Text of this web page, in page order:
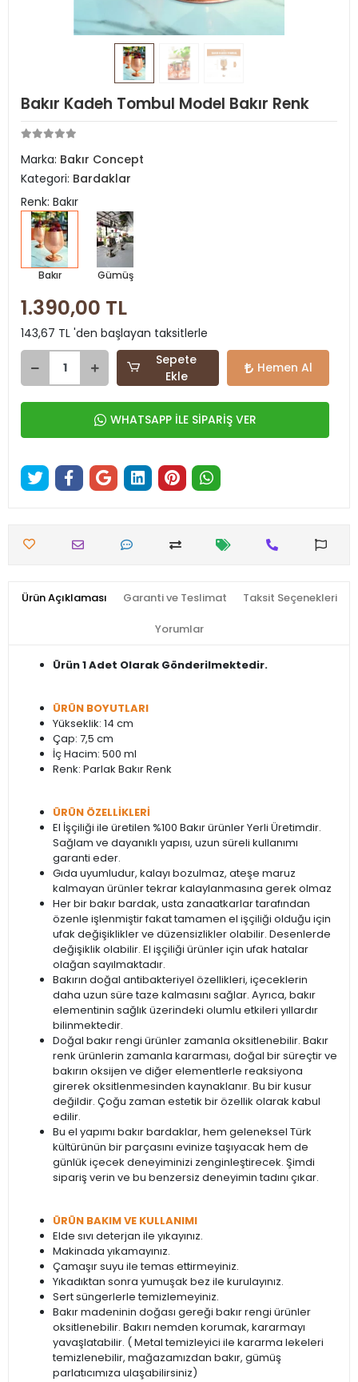
Bakır Kadeh Tombul Model Bakır Renk
Marka: Bakır Concept
Kategori: Bardaklar
Renk: Bakır
Bakır Gümüş
1.390,00 TL
143,67 TL 'den başlayan taksitlerle
Sepete
Ekle
Hemen Al
WHATSAPP İLE SİPARİŞ VER
Ürün Açıklaması Garanti ve Teslimat Taksit Seçenekleri
Yorumlar
Ürün 1 Adet Olarak Gönderilmektedir.
ÜRÜN BOYUTLARI
Yükseklik: 14 cm
Çap: 7,5 cm
İç Hacim: 500 ml
Renk: Parlak Bakır Renk
ÜRÜN ÖZELLİKLERİ
El İşçiliği ile üretilen %100 Bakır ürünler Yerli Üretimdir.
Sağlam ve dayanıklı yapısı, uzun süreli kullanımı
garanti eder.
Gıda uyumludur, kalayı bozulmaz, ateşe maruz
kalmayan ürünler tekrar kalaylanmasına gerek olmaz
Her bir bakır bardak, usta zanaatkarlar tarafından
özenle işlenmiştir fakat tamamen el işçiliği olduğu için
ufak değişiklikler ve düzensizlikler olabilir. Desenlerde
değişiklik olabilir. El işçiliği ürünler için ufak hatalar
olağan sayılmaktadır.
Bakırın doğal antibakteriyel özellikleri, içeceklerin
daha uzun süre taze kalmasını sağlar. Ayrıca, bakır
elementinin sağlık üzerindeki olumlu etkileri yıllardır
bilinmektedir.
Doğal bakır rengi ürünler zamanla oksitlenebilir. Bakır
renk ürünlerin zamanla kararması, doğal bir süreçtir ve
bakırın oksijen ve diğer elementlerle reaksiyona
girerek oksitlenmesinden kaynaklanır. Bu bir kusur
değildir. Çoğu zaman estetik bir özellik olarak kabul
edilir.
Bu el yapımı bakır bardaklar, hem geleneksel Türk
kültürünün bir parçasını evinize taşıyacak hem de
günlük içecek deneyiminizi zenginleştirecek. Şimdi
sipariş verin ve bu benzersiz deneyimin tadını çıkar.
ÜRÜN BAKIM VE KULLANIMI
Elde sıvı deterjan ile yıkayınız.
Makinada yıkamayınız.
Çamaşır suyu ile temas ettirmeyiniz.
Yıkadıktan sonra yumuşak bez ile kurulayınız.
Sert süngerlerle temizlemeyiniz.
Bakır madeninin doğası gereği bakır rengi ürünler
oksitlenebilir. Bakırı nemden korumak, kararmayı
yavaşlatabilir. ( Metal temizleyici ile kararma lekeleri
temizlenebilir, mağazamızdan bakır, gümüş
parlatıcımıza ulaşabilirsiniz)